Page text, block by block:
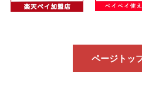
ページトッ